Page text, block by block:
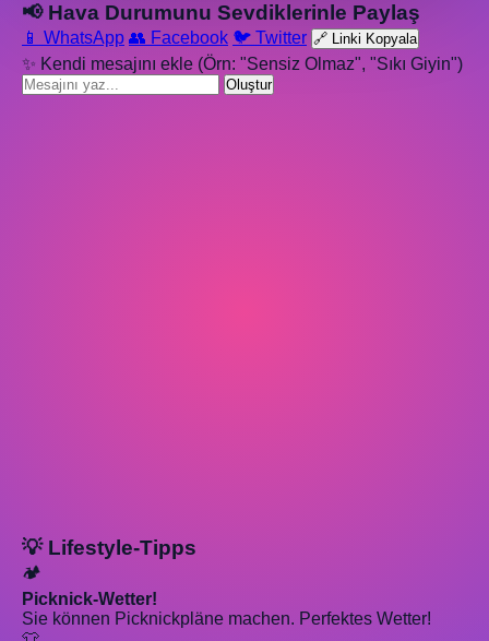
📢 Hava Durumunu Sevdiklerinle Paylaş
📱 WhatsApp 👥 Facebook 🐦 Twitter 🔗 Linki Kopyala
✨ Kendi mesajını ekle (Örn: "Sensiz Olmaz", "Sıkı Giyin")
Oluştur
💡 Lifestyle-Tipps
🏕️
Picknick-Wetter!
Sie können Picknickpläne machen. Perfektes Wetter!